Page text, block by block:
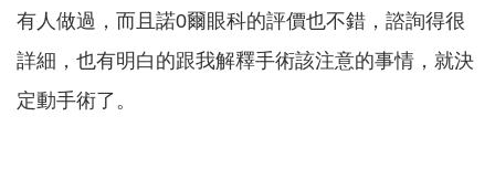
有人做過，而且諾0爾眼科的評價也不錯，諮詢得很
詳細，也有明白的跟我解釋手術該注意的事情，就決
定動手術了。